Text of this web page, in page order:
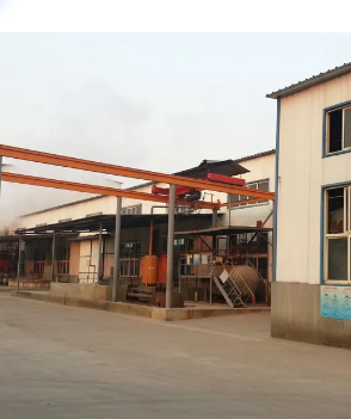
精细化学品行业颇具实力和规模的企
工、医药、塑胶等领域，主导产品水杨
其中工业水杨酸60000余吨，升华水
水杨酸甲酯20000余吨，磺基水杨酸
酸3000吨，水杨酸钠3000吨，是目前
列产品生产基地。其他子公司产品有糠
二氯联苯胺盐酸盐(DCB)以及PE管材
子公司，总资产已达到8.8亿元。公
础，投入巨资从外引进先进的生产科研
术力量雄厚，目前拥有各领域技术人才